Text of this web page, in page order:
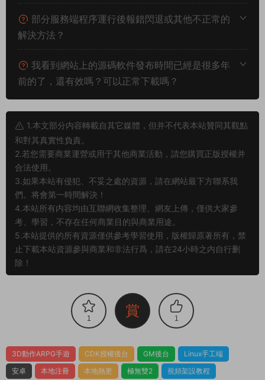
部分服務端程序運行後報錯閃退或其他不正常的
解決方法？
我看到網站上的源碼軟件發布時間已經是很多年
前的了，還有效嗎？可以正常下載嗎？
1.本文部分内容轉載自其它媒體，但并不代表本站贊同其觀點
和對其真實性負責。
2.若您需要商業運營或用于其他商業活動，請您購買正版授權并
合法使用。
3.如果本站有侵犯、不妥之處的資源，請在網站最下方聯系我
們。将會第一時間解決！
4.本站所有内容均由互聯網收集整理、網友上傳，僅供大家參
考、學習，不存在任何商業目的與商業用途。
5.本站提供的所有資源僅供參考學習使用，版權歸原著所有，禁
止下載本站資源參與商業和非法行爲，請在24小時之内自行删
除！
1 賞 1
3D動作ARPG手遊 CDK授權後台 GM後台
Linux手工端
安卓
本地注冊 本地熱更 極無雙2 視頻架設教程